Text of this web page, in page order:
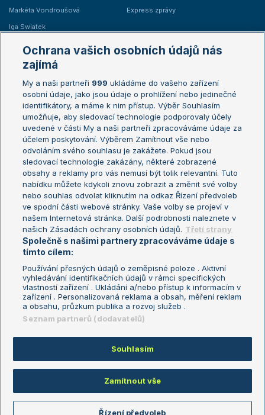
Markéta Vondroušová
Iga Swiatek
Express zprávy
Žebříčky
Žebříček ATP (muži)
Žebříček WTA (ženy)
Sázkařský žebříček
Australian Open
French Open
Wimbledon
US Open
Turnaj mistrů
Turnaj mistryň
Aktualní trendy
Fotbalové přestupy
Livesport Daily
LS Prague Open
Podmínky užití
Nastavení soukromí
GDPR a žurnalistika
Reklama
Kontakt
Informace o zpracování osobních
údajů
Copyright © 2008-2026 TenisPortal.cz. Využíváme zpravodajství ČTK.
Ochrana vašich osobních údajů nás
zajímá
My a naši partneři 999 ukládáme do vašeho zařízení
osobní údaje, jako jsou údaje o prohlížení nebo jedinečné
identifikátory, a máme k nim přístup. Výběr Souhlasím
umožňuje, aby sledovací technologie podporovaly účely
uvedené v části My a naši partneři zpracováváme údaje za
účelem poskytování. Výběrem Zamítnout vše nebo
odvoláním svého souhlasu je zakážete. Pokud jsou
sledovací technologie zakázány, některé zobrazené
obsahy a reklamy pro vás nemusí být tolik relevantní. Tuto
nabídku můžete kdykoli znovu zobrazit a změnit své volby
nebo souhlas odvolat kliknutím na odkaz Řízení předvoleb
ve spodní části webové stránky. Vaše volby se projeví v
našem Internetová stránka. Další podrobnosti naleznete v
našich Zásadách ochrany osobních údajů. Třetí strany
Společně s našimi partnery zpracováváme údaje s
tímto cílem:
Používání přesných údajů o zeměpisné poloze . Aktivní
vyhledávání identifikačních údajů v rámci specifických
vlastností zařízení . Ukládání a/nebo přístup k informacím v
zařízení . Personalizovaná reklama a obsah, měření reklam
a obsahu, průzkum publika a rozvoj služeb .
Seznam partnerů (dodavatelů)
Souhlasím
Zamítnout vše
Řízení předvoleb